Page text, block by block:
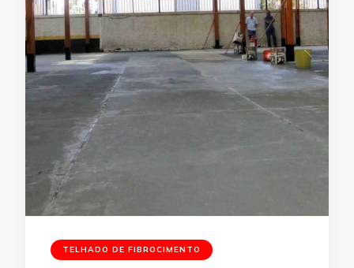
TELHADO DE FIBROCIMENTO